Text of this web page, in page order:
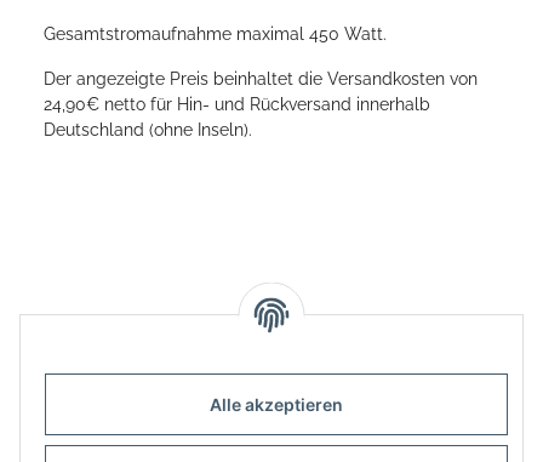
Alle akzeptieren
Gesamtstromaufnahme maximal 450 Watt.
Der angezeigte Preis beinhaltet die Versandkosten von
24,90€ netto für Hin- und Rückversand innerhalb
Deutschland (ohne Inseln).
Informationen